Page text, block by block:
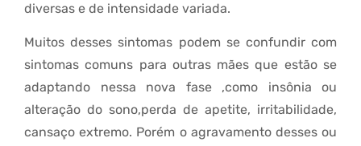
diversas e de intensidade variada.
Muitos desses sintomas podem se confundir com
sintomas comuns para outras mães que estão se
adaptando nessa nova fase ,como insônia ou
alteração do sono,perda de apetite, irritabilidade,
cansaço extremo. Porém o agravamento desses ou